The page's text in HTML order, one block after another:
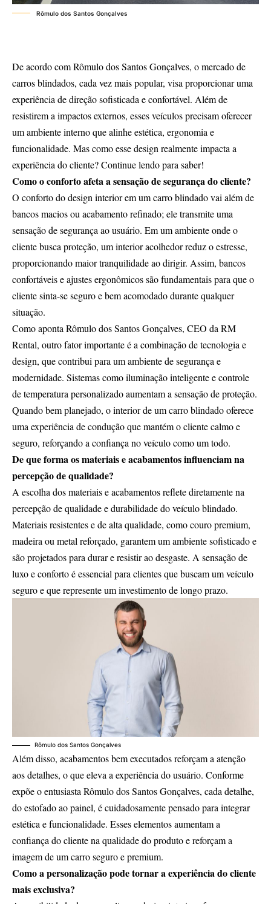
Rômulo dos Santos Gonçalves
De acordo comRômulo dos Santos Gonçalves, o mercado de
carros blindados, cada vez mais popular, visa proporcionar uma
experiência de direção sofisticada e confortável. Além de
resistirem a impactos externos, esses veículos precisam oferecer
um ambiente interno que alinhe estética, ergonomia e
funcionalidade. Mas como esse design realmente impacta a
experiência do cliente? Continue lendo para saber!
Como o conforto afeta a sensação de segurança do cliente?
O conforto do design interior em um carro blindado vai além de
bancos macios ou acabamento refinado; ele transmite uma
sensação de segurança ao usuário. Em um ambiente onde o
cliente busca proteção, um interior acolhedor reduz o estresse,
proporcionando maior tranquilidade ao dirigir. Assim, bancos
confortáveis e ajustes ergonômicos são fundamentais para que o
cliente sinta-se seguro e bem acomodado durante qualquer
situação.
Como aponta Rômulo dos Santos Gonçalves, CEO da RM
Rental, outro fator importante é a combinação de tecnologia e
design, que contribui para um ambiente de segurança e
modernidade. Sistemas como iluminação inteligente e controle
de temperatura personalizado aumentam a sensação de proteção.
Quando bem planejado, o interior de um carro blindado oferece
uma experiência de condução que mantém o cliente calmo e
seguro, reforçando a confiança no veículo como um todo.
De que forma os materiais e acabamentos influenciam na
percepção de qualidade?
A escolha dos materiais e acabamentos reflete diretamente na
percepção de qualidade e durabilidade do veículo blindado.
Materiais resistentes e de alta qualidade, como couro premium,
madeira ou metal reforçado, garantem um ambiente sofisticado e
são projetados para durar e resistir ao desgaste. A sensação de
luxo e conforto é essencial para clientes que buscam um veículo
seguro e que represente um investimento de longo prazo.
Rômulo dos Santos Gonçalves
Além disso, acabamentos bem executados reforçam a atenção
aos detalhes, o que eleva a experiência do usuário. Conforme
expõe o entusiasta Rômulo dos Santos Gonçalves, cada detalhe,
do estofado ao painel, é cuidadosamente pensado para integrar
estética e funcionalidade. Esses elementos aumentam a
confiança do cliente na qualidade do produto e reforçam a
imagem de um carro seguro e premium.
Como a personalização pode tornar a experiência do cliente
mais exclusiva?